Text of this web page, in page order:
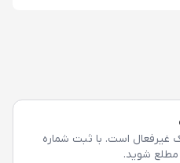
غیرفعال است. با ثبت شماره
مطلع شوید.